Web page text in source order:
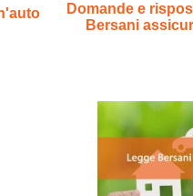
Domande e
Bersani